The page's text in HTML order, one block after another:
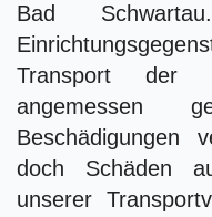
Bad
Transport der
angemessen
Beschädigungen
doch Schäden
unserer